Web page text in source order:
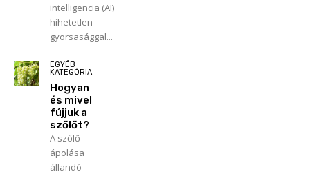
intelligencia (AI)
hihetetlen
gyorsasággal...
EGYÉB
KATEGÓRIA
Hogyan
és mivel
fújjuk a
szőlőt?
A szőlő
ápolása
állandó